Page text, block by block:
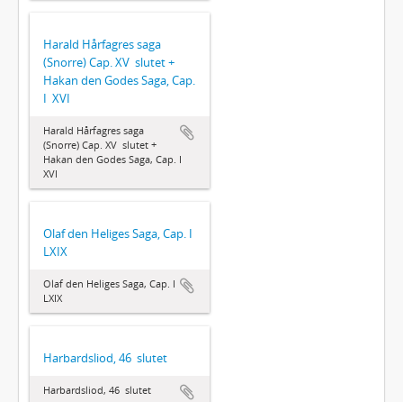
Harald Hårfagres saga
(Snorre) Cap. XV  slutet +
Hakan den Godes Saga, Cap.
I  XVI
Harald Hårfagres saga
(Snorre) Cap. XV  slutet +
Hakan den Godes Saga, Cap. I 
XVI
Olaf den Heliges Saga, Cap. I 
LXIX
Olaf den Heliges Saga, Cap. I 
LXIX
Harbardsliod, 46  slutet
Harbardsliod, 46  slutet